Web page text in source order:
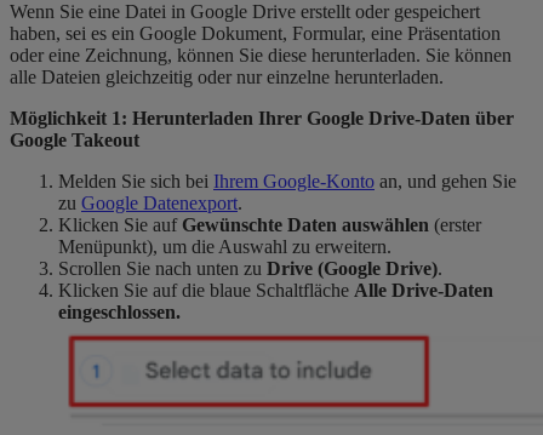
Wenn Sie eine Datei in Google Drive erstellt oder gespeichert
haben, sei es ein Google Dokument, Formular, eine Präsentation
oder eine Zeichnung, können Sie diese herunterladen. Sie können
alle Dateien gleichzeitig oder nur einzelne herunterladen.
Möglichkeit 1: Herunterladen Ihrer Google Drive-Daten über
Google Takeout
Melden Sie sich bei Ihrem Google-Konto an, und gehen Sie
zu Google Datenexport.
Klicken Sie auf Gewünschte Daten auswählen (erster
Menüpunkt), um die Auswahl zu erweitern.
Scrollen Sie nach unten zu Drive (Google Drive).
Klicken Sie auf die blaue Schaltfläche Alle Drive-Daten
eingeschlossen.